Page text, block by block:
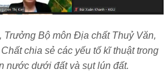
Trưởng Bộ môn Địa chất Thuỷ Văn,
chia sẻ các yếu tố kĩ thuật trong
nước dưới đất và sụt lún đất.